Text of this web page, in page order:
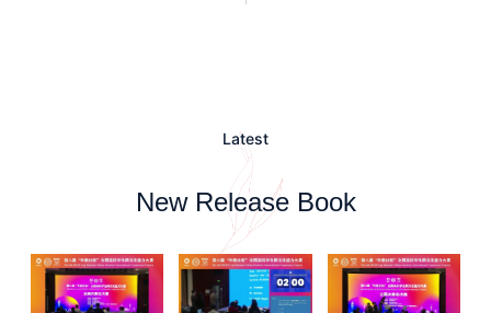
Latest
New Release Book